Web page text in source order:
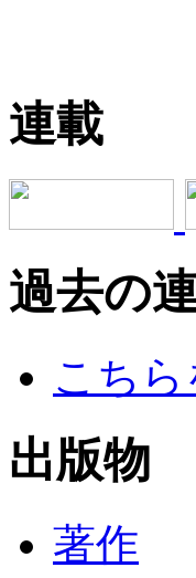
連載
過去の
こち
出版物
著作